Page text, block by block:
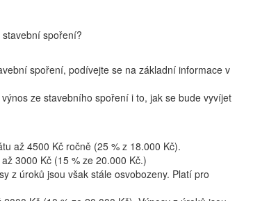
spoření?
spoření, podívejte se na základní informace v
ze stavebního spoření i to, jak se bude vyvíjet
až 4500 Kč ročně (25 % z 18.000 Kč).
3000 Kč (15 % ze 20.000 Kč.)
z úroků jsou však stále osvobozeny. Platí pro